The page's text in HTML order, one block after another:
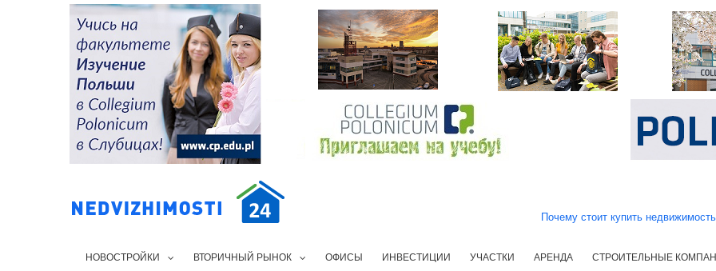
Почему стоит купить
НОВОСТРОЙКИ ВТОРИЧНЫЙ РЫНОК ОФИСЫ ИНВЕСТИЦИИ УЧАСТКИ АРЕНДА СТРОИТЕЛЬНЫЕ